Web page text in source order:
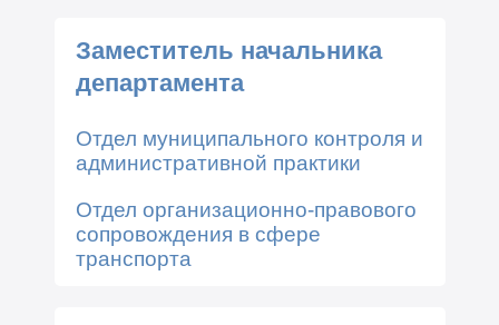
Заместитель начальника
департамента
Отдел муниципального контроля и
административной практики
Отдел организационно-правового
сопровождения в сфере
транспорта